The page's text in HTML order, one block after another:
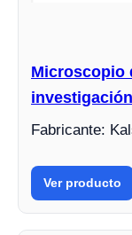
Microscopio
Fabricante:
Ver producto